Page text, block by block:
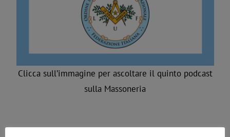
Clicca sull’immagine per ascoltare il quinto podcast
sulla Massoneria